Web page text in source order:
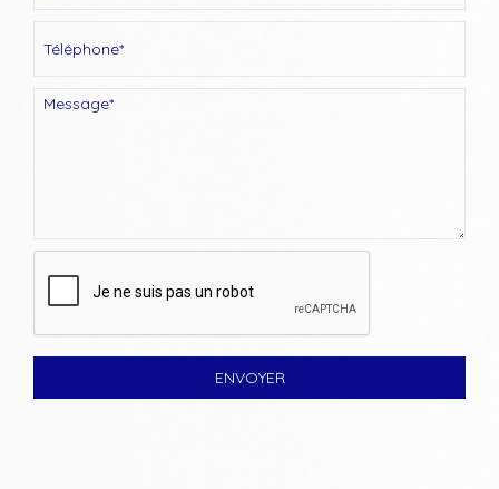
ENVOYER